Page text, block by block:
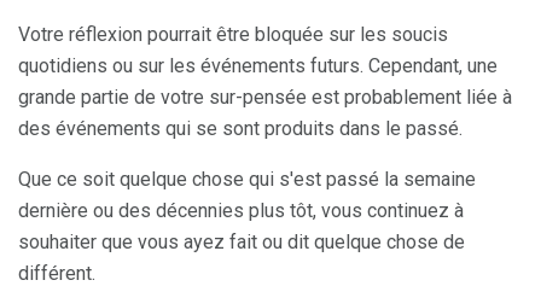
Votre réflexion pourrait être bloquée sur les soucis
quotidiens ou sur les événements futurs. Cependant, une
grande partie de votre sur-pensée est probablement liée à
des événements qui se sont produits dans le passé.
Que ce soit quelque chose qui s'est passé la semaine
dernière ou des décennies plus tôt, vous continuez à
souhaiter que vous ayez fait ou dit quelque chose de
différent.